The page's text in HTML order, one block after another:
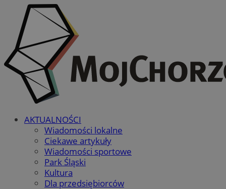
AKTUALNOŚCI
Wiadomości lokalne
Ciekawe artykuły
Wiadomości sportowe
Park Śląski
Kultura
Dla przedsiębiorców